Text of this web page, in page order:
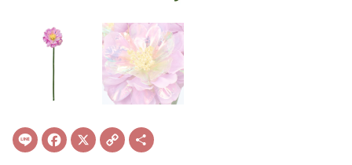
Line Facebook
X Copy
Link